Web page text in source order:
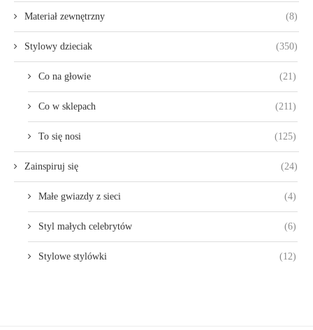
Materiał zewnętrzny (8)
Stylowy dzieciak (350)
Co na głowie (21)
Co w sklepach (211)
To się nosi (125)
Zainspiruj się (24)
Małe gwiazdy z sieci (4)
Styl małych celebrytów (6)
Stylowe stylówki (12)